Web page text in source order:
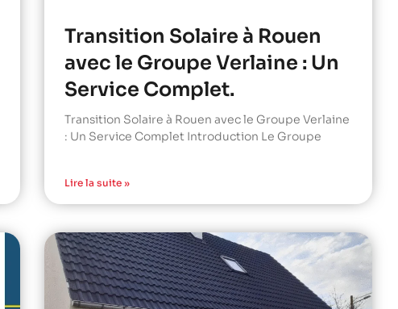
Transition Solaire à Rouen
avec le Groupe Verlaine : Un
Service Complet.
Transition Solaire à Rouen avec le Groupe Verlaine
: Un Service Complet Introduction Le Groupe
Lire la suite »